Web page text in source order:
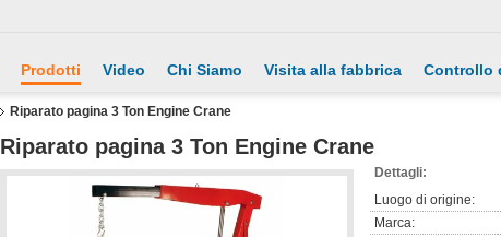
Prodotti Video Chi Siamo Visita alla fabbrica Controllo
Riparato pagina 3 Ton Engine Crane
Riparato pagina 3 Ton Engine Crane
Dettagli:
Luogo di origine:
Marca: